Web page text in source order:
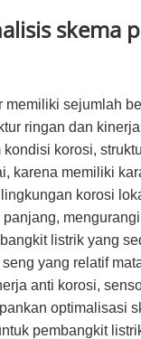
skema
memiliki sejumlah
ringan dan
korosi,
karena memiliki
korosi
listrik yang
yang relatif
anti korosi,
optimalisasi
pembangkit